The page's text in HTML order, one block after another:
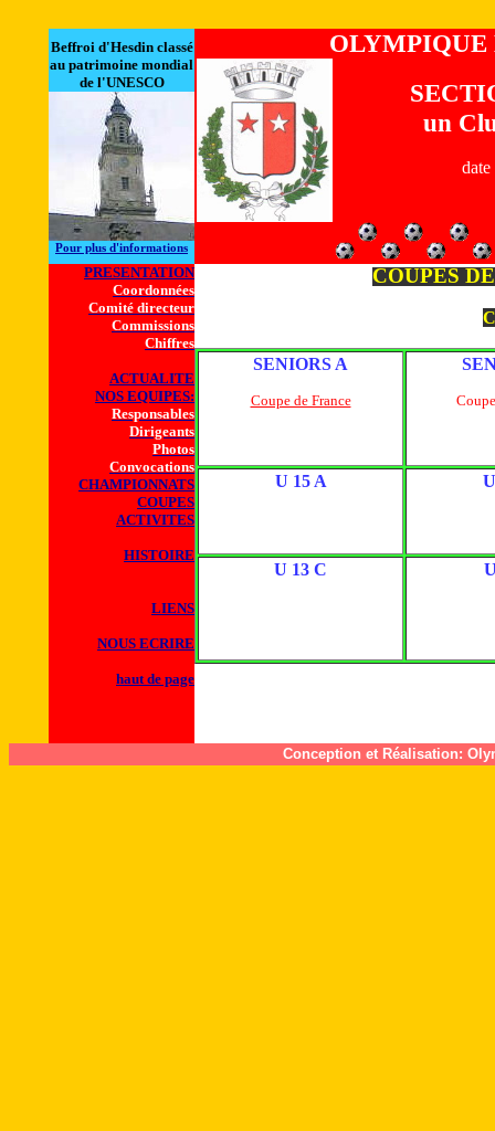
Beffroi d'Hesdin classé
au patrimoine mondial
de l'UNESCO
Pour plus d'informations
un
PRESENTATION
Coordonnées
Comité directeur
Commissions
Chiffres
ACTUALITE
NOS EQUIPES:
Responsables
Dirigeants
Photos
Convocations
CHAMPIONNATS
COUPES
ACTIVITES
HISTOIRE
LIENS
NOUS ECRIRE
haut de page
COUPES
SENIORS A
Coupe de France
U 15 A
U 13 C
Conception et Réalisation: